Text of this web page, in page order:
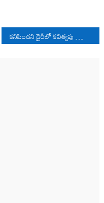
కనిపించని డైరీలో కవిత్వపు అంతరంగం